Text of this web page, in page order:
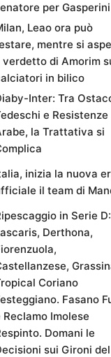
per Gasperini
Leao ora può
mentre si
verdetto di Amorim
in bilico
Inter: Tra
e Resistenze
la Trattativa si
inizia la nuova
il team di
in Serie D:
Derthona,
Coriano
Fasano
Reclamo Imolese
Domani le
sui Gironi del